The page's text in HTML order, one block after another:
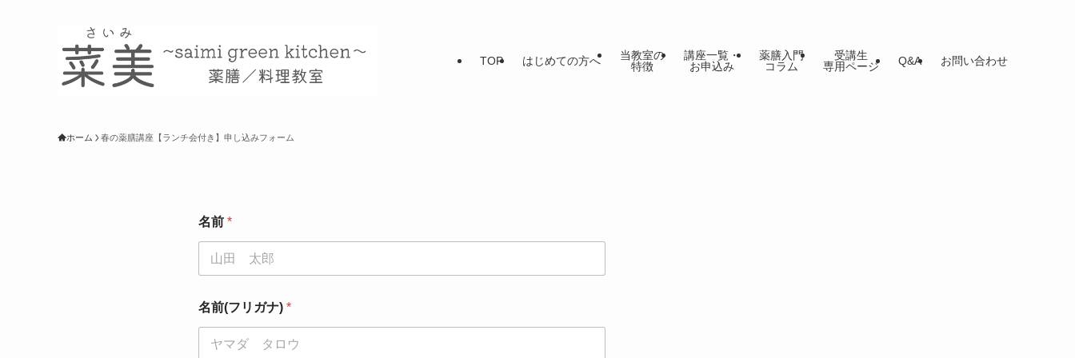
TOP はじめての方へ
当教室の
特徴
講座一覧・
お申込み
薬膳入門
コラム
受講生
専用ページ
Q&A お問い合わせ
ホーム 春の薬膳講座【ランチ会付き】申し込みフォーム
名前 *
名前(フリガナ) *